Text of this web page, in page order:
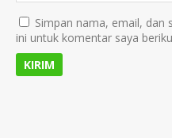
Simpan nama, email, dan
ini untuk komentar saya